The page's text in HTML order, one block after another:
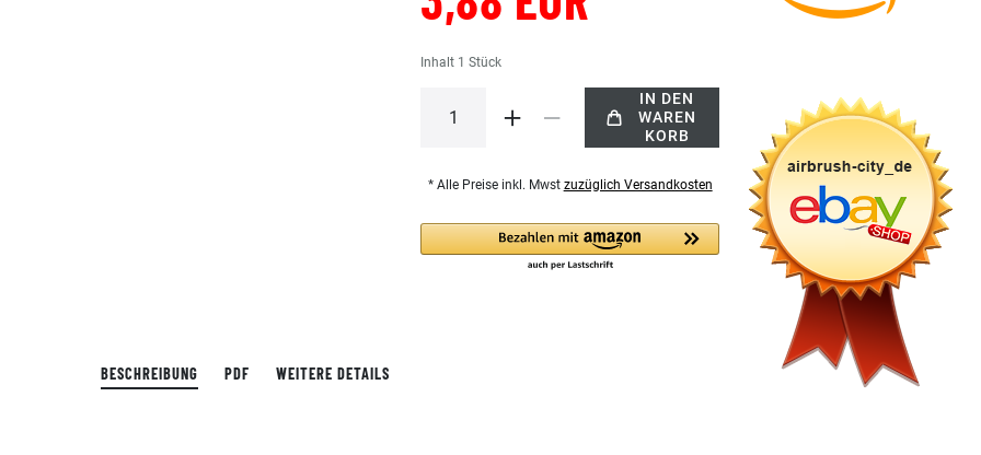
Inhalt 1Stück
IN DEN
WAREN
KORB
* Alle Preise inkl. Mwst zuzüglich Versandkosten
BESCHREIBUNG PDF WEITERE DETAILS